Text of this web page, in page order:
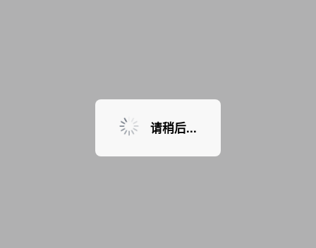
暂无课程，敬请期待
请稍后...